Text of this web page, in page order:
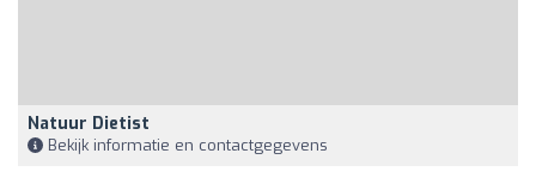
Natuur Dietist
Bekijk informatie en contactgegevens